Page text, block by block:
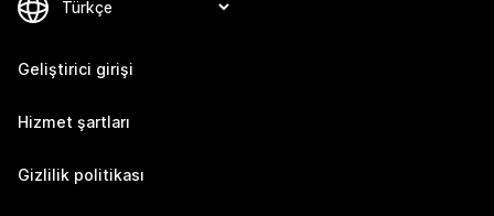
Geliştirici girişi
Hizmet şartları
Gizlilik politikası